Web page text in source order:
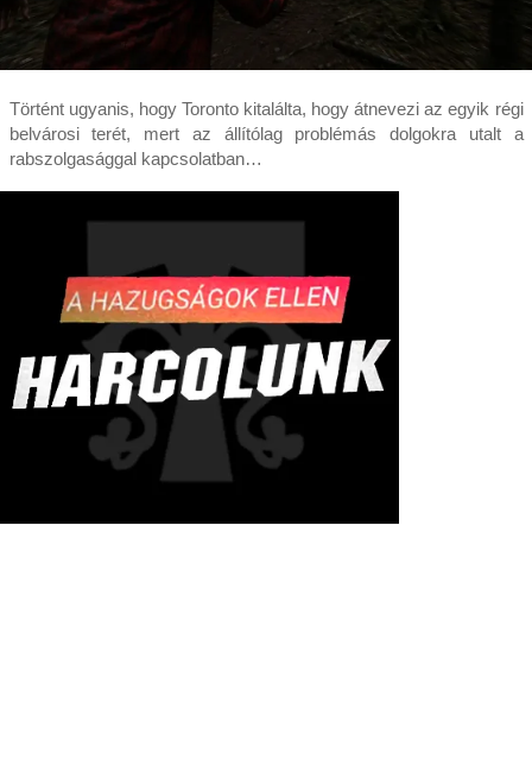
Történt ugyanis, hogy Toronto kitalálta, hogy átnevezi az egyik régi
belvárosi terét, mert az állítólag problémás dolgokra utalt a
rabszolgasággal kapcsolatban…